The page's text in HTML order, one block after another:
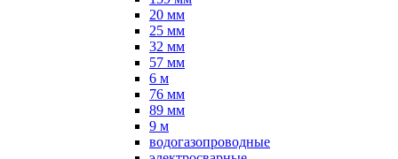
20 мм
25 мм
32 мм
57 мм
6 м
76 мм
89 мм
9 м
водогазопроводные